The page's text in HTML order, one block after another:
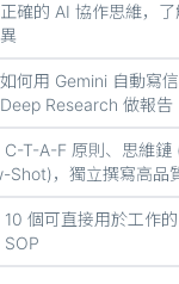
確的 AI 協作思維，
何用 Gemini 自動寫
Research 做報告
C-T-A-F 原則、思維鏈
Shot)，獨立撰寫高品
10 個可直接用於工作
SOP